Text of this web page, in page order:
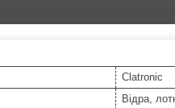
Clatronic
Відра,